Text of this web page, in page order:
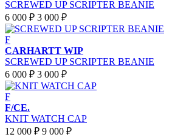
SCREWED UP SCRIPTER BEANIE
6 000 ₽ 3 000 ₽
F
CARHARTT WIP
SCREWED UP SCRIPTER BEANIE
6 000 ₽ 3 000 ₽
F
F/CE.
KNIT WATCH CAP
12 000 ₽ 9 000 ₽